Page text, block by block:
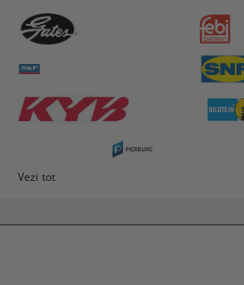
Vezi tot